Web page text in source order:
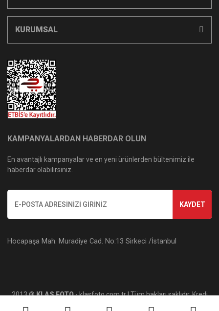
KURUMSAL
KAMPANYALARDAN HABERDAR OLUN
En avantajlı kampanyalar ve en yeni ürünlerden bültenimiz ile
haberdar olabilirsiniz.
KAYDET
Hocapaşa Mah. Muradiye Cad. No:13 Sirkeci /İstanbul
2013 ®KLAS FOTO- klasfoto.com.tr | Tüm hakları saklıdır. Kredi